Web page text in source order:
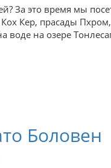
За это время мы
Кер, прасады
на озере
Боловен